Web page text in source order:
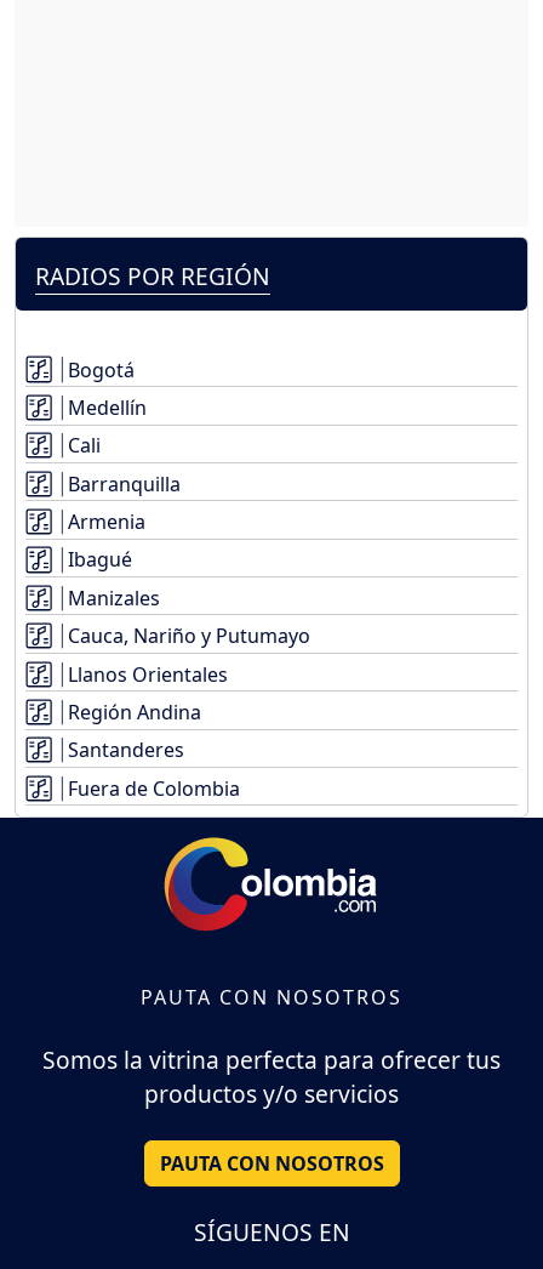
RADIOS POR REGIÓN
Bogotá
Medellín
Cali
Barranquilla
Armenia
Ibagué
Manizales
Cauca, Nariño y Putumayo
Llanos Orientales
Región Andina
Santanderes
Fuera de Colombia
PAUTA CON NOSOTROS
Somos la vitrina perfecta para ofrecer tus
productos y/o servicios
PAUTA CON NOSOTROS
SÍGUENOS EN